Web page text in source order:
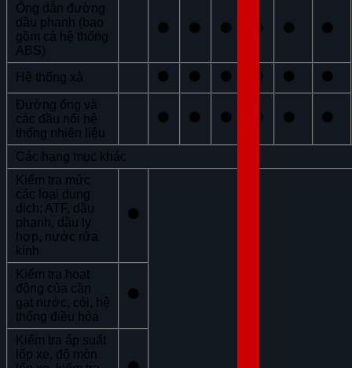
Ống dẫn đường
dầu phanh (bao
gồm cả hệ thống
ABS)
⚫ ⚫ ⚫ ⚫ ⚫ ⚫
Hệ thống xả ⚫ ⚫ ⚫ ⚫ ⚫ ⚫
Đường ống và
các đầu nối hệ
thống nhiên liệu
⚫ ⚫ ⚫ ⚫ ⚫ ⚫
Các hạng mục khác
Kiểm tra mức
các loại dung
dịch: ATF, dầu
phanh, dầu ly
hợp, nước rửa
kính
⚫
Kiểm tra hoạt
động của cần
gạt nước, còi, hệ
thống điều hòa
⚫
Kiểm tra áp suất
lốp xe, độ mòn